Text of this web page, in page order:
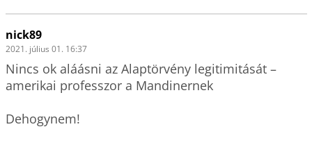
nick89
2021. július 01. 16:37
Nincs ok aláásni az Alaptörvény legitimitását –
amerikai professzor a Mandinernek
Dehogynem!